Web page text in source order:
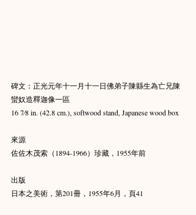
碑文：正光元年十一月十一日佛弟子陳縣生為亡兄陳
蠻奴造釋迦像一區
16 7⁄8 in. (42.8 cm.), softwood stand, Japanese wood box
來源
佐佐木茂索（1894-1966）珍藏，1955年前
出版
日本之美術，第201冊，1955年6月，頁41